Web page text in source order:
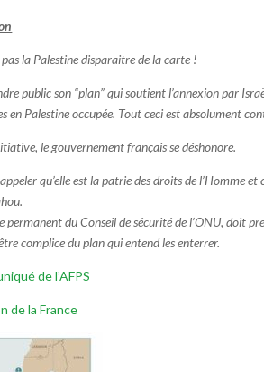
pas la Palestine disparaitre de la carte !
public son “plan” qui soutient l’annexion par
en Palestine occupée. Tout ceci est absolument
le gouvernement français se déshonore.
qu’elle est la patrie des droits de l’Homme
permanent du Conseil de sécurité de l’ONU, doit
complice du plan qui entend les enterrer.
de l’AFPS
de la France